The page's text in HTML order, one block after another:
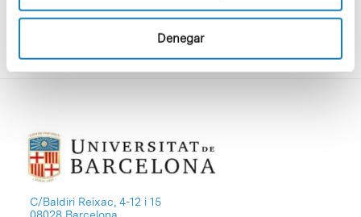
Denegar
C/Baldiri Reixac, 4-12 i 15